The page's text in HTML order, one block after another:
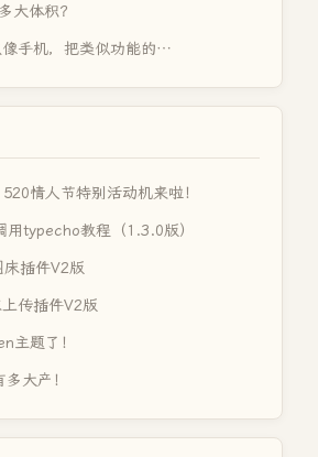
大体积？
手机，把类似功能的…
情人节特别活动机来啦！
用typecho教程（1.3.0版）
插件V2版
传插件V2版
主题了！
大产！